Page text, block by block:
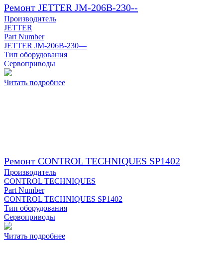
Ремонт JETTER JM-206B-230--
Производитель
JETTER
Part Number
JETTER JM-206B-230—
Тип оборудования
Сервоприводы
Читать подробнее
Ремонт CONTROL TECHNIQUES SP1402
Производитель
CONTROL TECHNIQUES
Part Number
CONTROL TECHNIQUES SP1402
Тип оборудования
Сервоприводы
Читать подробнее